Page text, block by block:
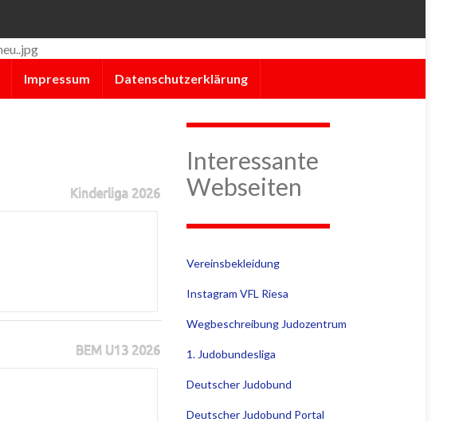
Impressum Datenschutzerklärung
Kinderliga 2026
BEM U13 2026
Interessante
Webseiten
Vereinsbekleidung
Instagram VFL Riesa
Wegbeschreibung Judozentrum
1. Judobundesliga
Deutscher Judobund
Deutscher Judobund Portal